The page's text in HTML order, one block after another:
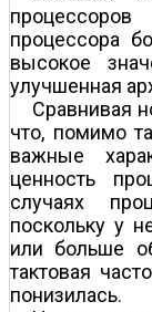
процессора
высокое
улучшенная
Сравнивая
что, помимо
важные
ценность
случаях
поскольку у
или больше
тактовая
понизилась.